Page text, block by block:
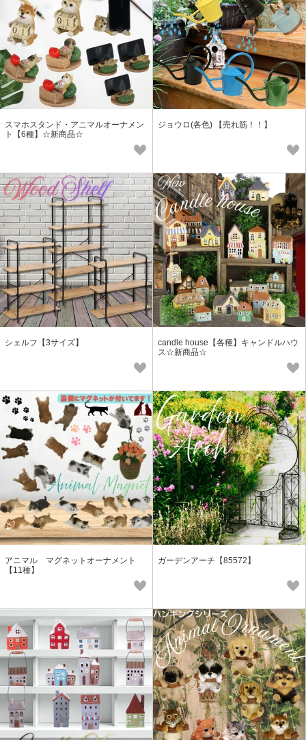
スマホスタンド・アニマルオーナメン
ト【6種】☆新商品☆
ジョウロ(各色) 【売れ筋！！】
シェルフ【3サイズ】
candle house【各種】キャンドルハウ
ス☆新商品☆
アニマル マグネットオーナメント
【11種】
ガーデンアーチ【85572】